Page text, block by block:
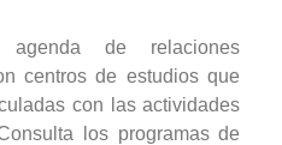
de relaciones
centros de estudios que
con las actividades
los programas de